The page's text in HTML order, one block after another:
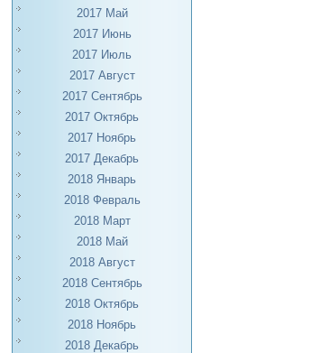
2017 Май
2017 Июнь
2017 Июль
2017 Август
2017 Сентябрь
2017 Октябрь
2017 Ноябрь
2017 Декабрь
2018 Январь
2018 Февраль
2018 Март
2018 Май
2018 Август
2018 Сентябрь
2018 Октябрь
2018 Ноябрь
2018 Декабрь